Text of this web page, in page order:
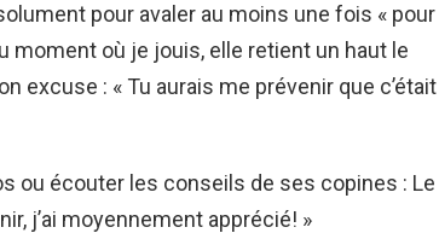
pour avaler au moins une fois « pour
moment où je jouis, elle retient un haut le
excuse : « Tu aurais me prévenir que c’était
ou écouter les conseils de ses copines : Le
j’ai moyennement apprécié! »